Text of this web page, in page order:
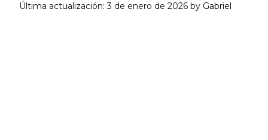
Última actualización:3 de enero de 2026by Gabriel